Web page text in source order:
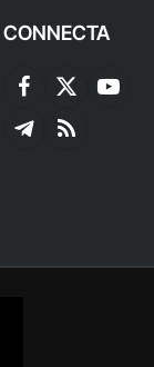
CONNECTA
Facebook
X
(Twitter)
YouTube
TelegramRSS